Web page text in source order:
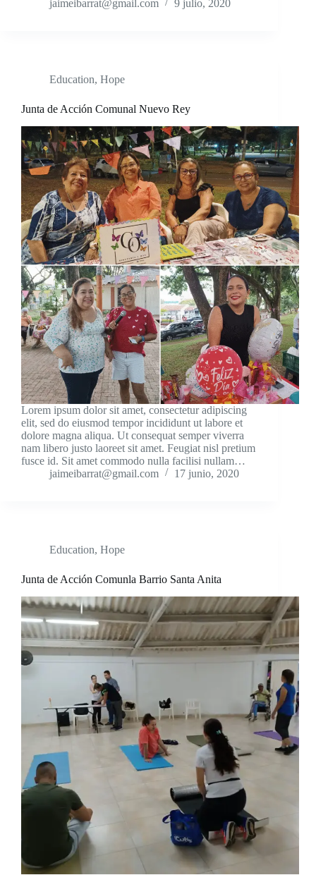
jaimeibarrat@gmail.com
9 julio, 2020
Education, Hope
Junta de Acción Comunal Nuevo Rey
Lorem ipsum dolor sit amet, consectetur adipiscing
elit, sed do eiusmod tempor incididunt ut labore et
dolore magna aliqua. Ut consequat semper viverra
nam libero justo laoreet sit amet. Feugiat nisl pretium
fusce id. Sit amet commodo nulla facilisi nullam…
jaimeibarrat@gmail.com
17 junio, 2020
Education, Hope
Junta de Acción Comunla Barrio Santa Anita